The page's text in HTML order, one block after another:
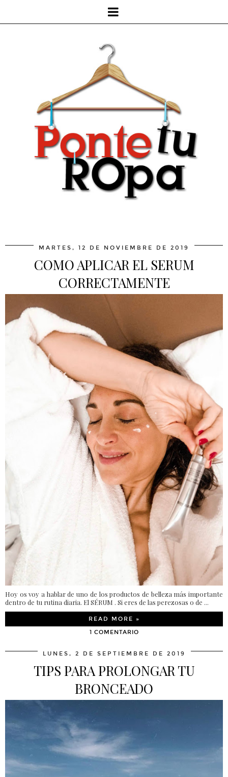
MARTES, 12 DE NOVIEMBRE DE 2019
COMO APLICAR EL SERUM
CORRECTAMENTE
Hoy os voy a hablar de uno de los productos de belleza más importante
dentro de tu rutina diaria. El SÉRUM . Si eres de las perezosas o de ...
READ MORE »
1 COMENTARIO
LUNES, 2 DE SEPTIEMBRE DE 2019
TIPS PARA PROLONGAR TU
BRONCEADO